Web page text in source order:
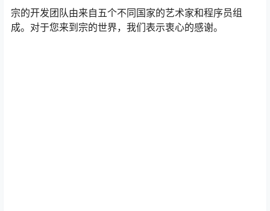
宗的开发团队由来自五个不同国家的艺术家和程序员组
成。对于您来到宗的世界，我们表示衷心的感谢。